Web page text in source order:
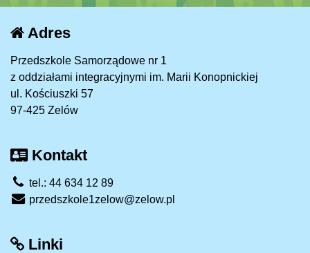
Adres
Przedszkole Samorządowe nr 1
z oddziałami integracyjnymi im. Marii Konopnickiej
ul. Kościuszki 57
97-425 Zelów
Kontakt
tel.: 44 634 12 89
przedszkole1zelow@zelow.pl
Linki